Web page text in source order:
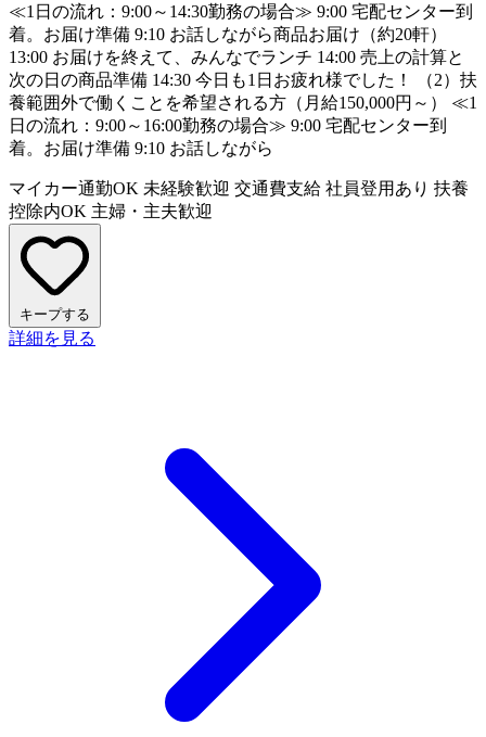
≪1日の流れ：9:00～14:30勤務の場合≫ 9:00 宅配センター到
着。お届け準備 9:10 お話しながら商品お届け（約20軒）
13:00 お届けを終えて、みんなでランチ 14:00 売上の計算と
次の日の商品準備 14:30 今日も1日お疲れ様でした！ （2）扶
養範囲外で働くことを希望される方（月給150,000円～） ≪1
日の流れ：9:00～16:00勤務の場合≫ 9:00 宅配センター到
着。お届け準備 9:10 お話しながら
マイカー通勤OK 未経験歓迎 交通費支給 社員登用あり 扶養
控除内OK 主婦・主夫歓迎
キープする
詳細を見る